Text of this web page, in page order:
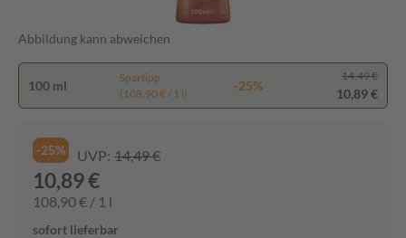
Abbildung kann abweichen
100 ml
Spartipp
(108,90 € / 1 l)
-25%
14,49 €
10,89 €
-25% UVP: 14,49 €
10,89 €
108,90 € / 1 l
sofort lieferbar